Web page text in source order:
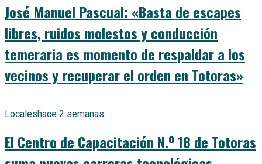
José Manuel Pascual: «Basta de escapes
libres, ruidos molestos y conducción
temeraria es momento de respaldar a los
vecinos y recuperar el orden en Totoras»
Localeshace 2 semanas
El Centro de Capacitación N.º 18 de Totoras